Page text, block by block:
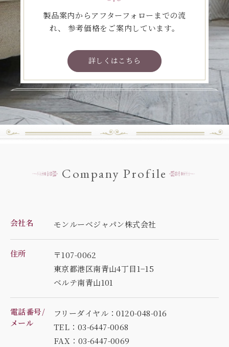
製品案内からアフターフォローまでの流
れ、
参考価格をご案内しています。
詳しくはこちら
Company Profile
会社名 モンルーベジャパン株式会社
住所
〒107-0062
東京都港区南青山4丁目1−15
ベルテ南青山101
電話番号/
メール
フリーダイヤル：0120-048-016
TEL：03-6447-0068
FAX：03-6447-0069